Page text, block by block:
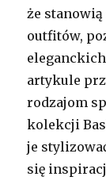
że
outfitów,
artykule
rodzajom
kolekcji
je
się